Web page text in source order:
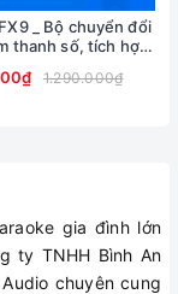
_ Bộ chuyển đổi
thanh số, tích hợp
1.290.000₫
gia đình lớn
ty TNHH Bình An
chuyên cung